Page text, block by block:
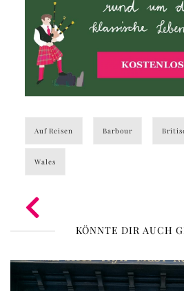
Auf Reisen Barbour
Wales
KÖNNTE DIR AUCH